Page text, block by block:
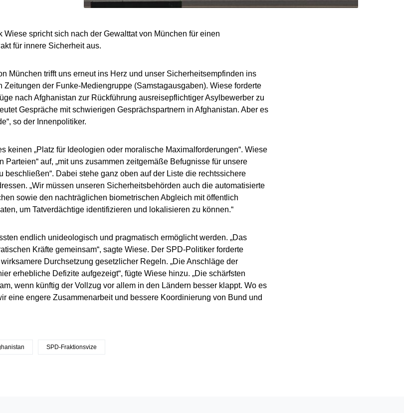
Wiese spricht sich nach der Gewalttat von München für einen
für innere Sicherheit aus.
München trifft uns erneut ins Herz und unser Sicherheitsempfinden ins
Zeitungen der Funke-Mediengruppe (Samstagausgaben). Wiese forderte
nach Afghanistan zur Rückführung ausreisepflichtiger Asylbewerber zu
Gespräche mit schwierigen Gesprächspartnern in Afghanistan. Aber es
so der Innenpolitiker.
keinen „Platz für Ideologien oder moralische Maximalforderungen“. Wiese
Parteien“ auf, „mit uns zusammen zeitgemäße Befugnisse für unsere
beschließen“. Dabei stehe ganz oben auf der Liste die rechtssichere
„Wir müssen unseren Sicherheitsbehörden auch die automatisierte
sowie den nachträglichen biometrischen Abgleich mit öffentlich
um Tatverdächtige identifizieren und lokalisieren zu können.“
endlich unideologisch und pragmatisch ermöglicht werden. „Das
Kräfte gemeinsam“, sagte Wiese. Der SPD-Politiker forderte
wirksamere Durchsetzung gesetzlicher Regeln. „Die Anschläge der
erhebliche Defizite aufgezeigt“, fügte Wiese hinzu. „Die schärfsten
wenn künftig der Vollzug vor allem in den Ländern besser klappt. Wo es
eine engere Zusammenarbeit und bessere Koordinierung von Bund und
SPD-Fraktionsvize